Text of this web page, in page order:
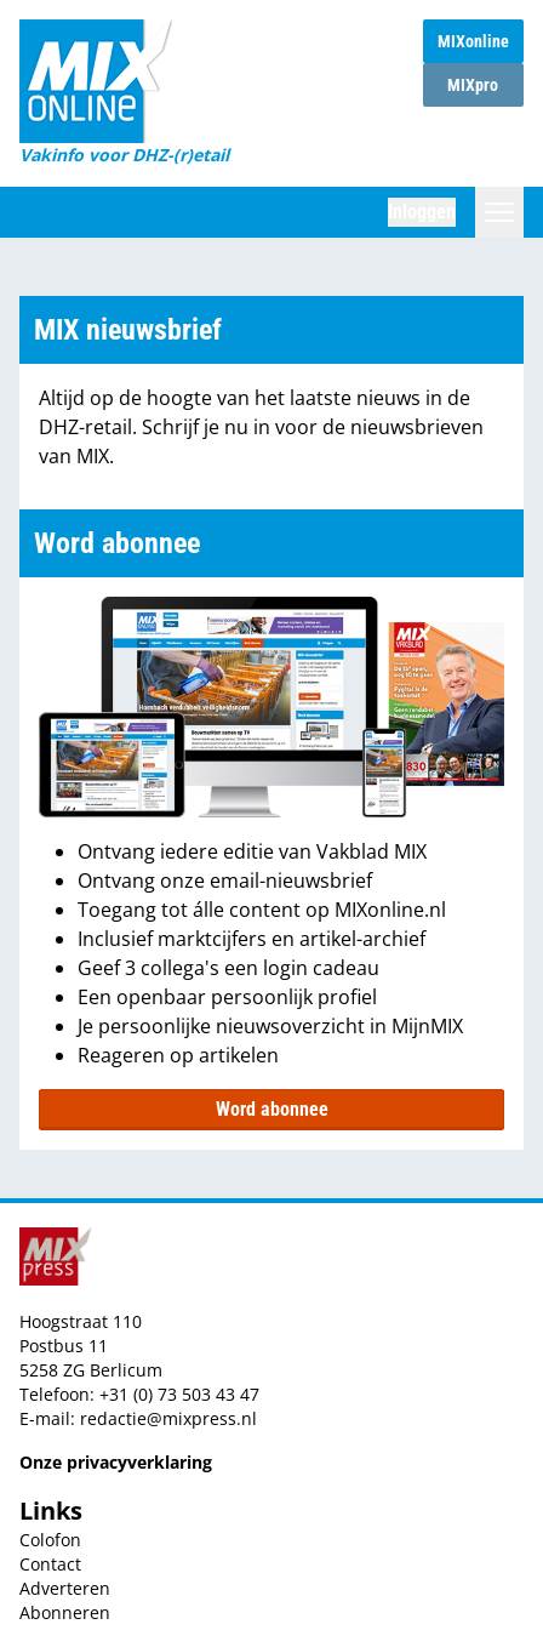
MIXonline
MIXpro
Vakinfo voor DHZ-(r)etail
Home
Magazines
DHZ Sessie
Marktcijfers
Partners
MIX nieuwsbrief
Altijd op de hoogte van het laatste nieuws in de
DHZ-retail. Schrijf je nu in voor de nieuwsbrieven
van MIX.
Word abonnee
Ontvang iedere editie van Vakblad MIX
Ontvang onze email-nieuwsbrief
Toegang tot álle content op MIXonline.nl
Inclusief marktcijfers en artikel-archief
Geef 3 collega's een login cadeau
Een openbaar persoonlijk profiel
Je persoonlijke nieuwsoverzicht in MijnMIX
Reageren op artikelen
Word abonnee
Hoogstraat 110
Postbus 11
5258 ZG Berlicum
Telefoon: +31 (0) 73 503 43 47
E-mail: redactie@mixpress.nl
Onze privacyverklaring
Links
Colofon
Contact
Adverteren
Abonneren